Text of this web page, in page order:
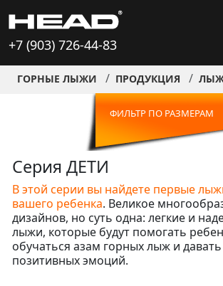
+7 (903) 726-44-83
ГОРНЫЕ ЛЫЖИ ПРОДУКЦИЯ
ФИЛЬТР ПО РАЗМЕРАМ
Серия ДЕТИ
В этой серии вы найдете первые
вашего ребенка. Великое
дизайнов, но суть одна: легкие и
лыжи, которые будут помогать
обучаться азам горных лыж и
позитивных эмоций.